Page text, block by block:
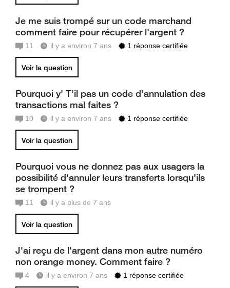
Je me suis trompé sur un code marchand
comment faire pour récupérer l'argent ?
11 il y a environ 7 ans 1 réponse certifiée
Voir la question
Pourquoi y’ T’il pas un code d’annulation des
transactions mal faites ?
10 il y a environ 7 ans 1 réponse certifiée
Voir la question
Pourquoi vous ne donnez pas aux usagers la
possibilité d'annuler leurs transferts lorsqu'ils
se trompent ?
11 il y a plus de 7 ans
Voir la question
J'ai reçu de l'argent dans mon autre numéro
non orange money. Comment faire ?
4 il y a environ 7 ans 1 réponse certifiée